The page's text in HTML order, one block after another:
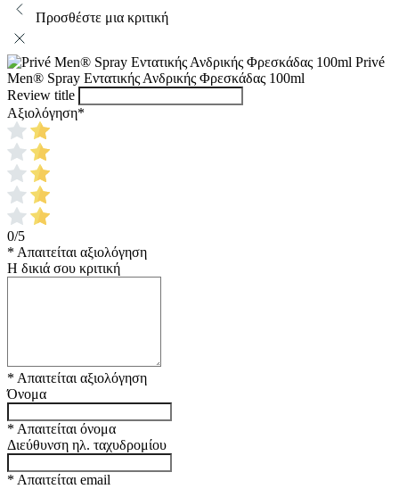
Προσθέστε μια κριτική
Privé
Men® Spray Εντατικής Ανδρικής Φρεσκάδας 100ml
Review title
Αξιολόγηση*
0/5
* Απαιτείται αξιολόγηση
Η δικιά σου κριτική
* Απαιτείται αξιολόγηση
Όνομα
* Απαιτείται όνομα
Διεύθυνση ηλ. ταχυδρομίου
* Απαιτείται email